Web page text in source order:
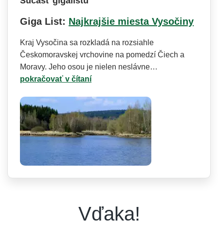
Giga List: Najkrajšie miesta Vysočiny
Kraj Vysočina sa rozkladá na rozsiahle
Českomoravskej vrchovine na pomedzí Čiech a
Moravy. Jeho osou je nielen neslávne…
pokračovať v čítaní
Vďaka!